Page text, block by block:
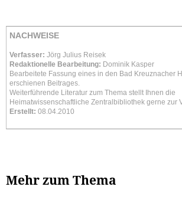
NACHWEISE
Verfasser: Jörg Julius Reisek
Redaktionelle Bearbeitung: Dominik Kasper
Bearbeitete Fassung eines in den Bad Kreuznacher
erschienen Beitrages.
Weiterführende Literatur zum Thema stellt Ihnen die
Heimatwissenschaftliche Zentralbibliothek gerne zur
Erstellt: 08.04.2010
Mehr zum Thema